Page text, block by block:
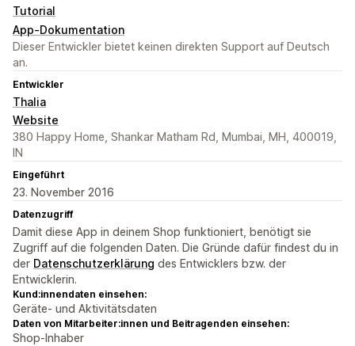
Tutorial
App-Dokumentation
Dieser Entwickler bietet keinen direkten Support auf Deutsch
an.
Entwickler
Thalia
Website
380 Happy Home, Shankar Matham Rd, Mumbai, MH, 400019,
IN
Eingeführt
23. November 2016
Datenzugriff
Damit diese App in deinem Shop funktioniert, benötigt sie
Zugriff auf die folgenden Daten. Die Gründe dafür findest du in
der Datenschutzerklärung des Entwicklers bzw. der
Entwicklerin.
Kund:innendaten einsehen:
Geräte- und Aktivitätsdaten
Daten von Mitarbeiter:innen und Beitragenden einsehen:
Shop-Inhaber